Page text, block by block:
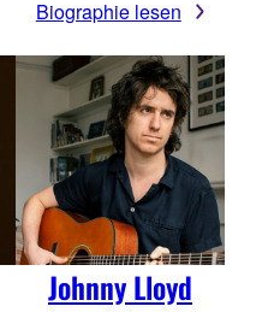
Biographie lesen
Johnny Lloyd